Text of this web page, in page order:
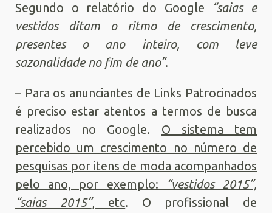
Segundo o relatório do Google
“saias e
vestidos ditam o ritmo de crescimento,
presentes o ano inteiro, com leve
sazonalidade no fim de ano”.
– Para os anunciantes de Links Patrocinados
é preciso estar atentos a termos de busca
realizados no Google. O sistema tem
percebido um crescimento no número de
pesquisas por itens de moda acompanhados
pelo ano, por exemplo:
“vestidos 2015”,
“saias 2015”, etc. O profissional de